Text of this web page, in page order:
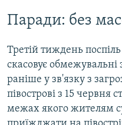
Паради: без
Третій тиждень
скасовує
раніше у зв'язку з
півострові з 15 червня
межах якого жителям